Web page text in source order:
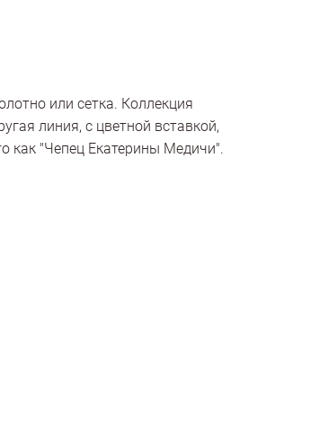
или сетка. Коллекция
линия, с цветной вставкой,
как "Чепец Екатерины Медичи".